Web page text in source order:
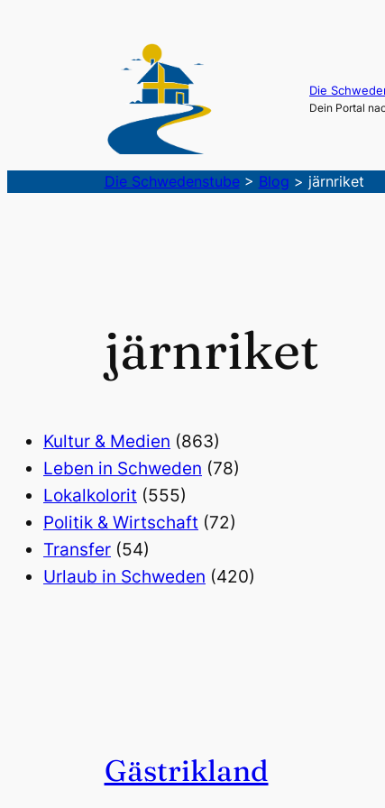
Die
Dein Portal
Die Schwedenstube> Blog > järnriket
järnriket
Kultur & Medien (863)
Leben in Schweden (78)
Lokalkolorit (555)
Politik & Wirtschaft (72)
Transfer (54)
Urlaub in Schweden (420)
Gästrikland